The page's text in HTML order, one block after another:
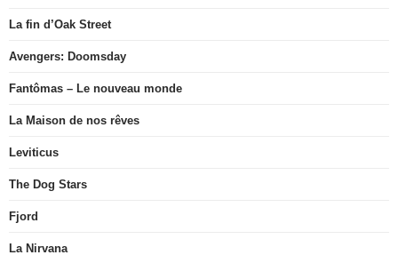
La fin d’Oak Street
Avengers: Doomsday
Fantômas – Le nouveau monde
La Maison de nos rêves
Leviticus
The Dog Stars
Fjord
La Nirvana